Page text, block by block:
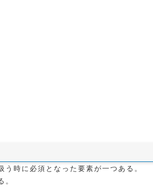
時に必須となった要素が一つある。